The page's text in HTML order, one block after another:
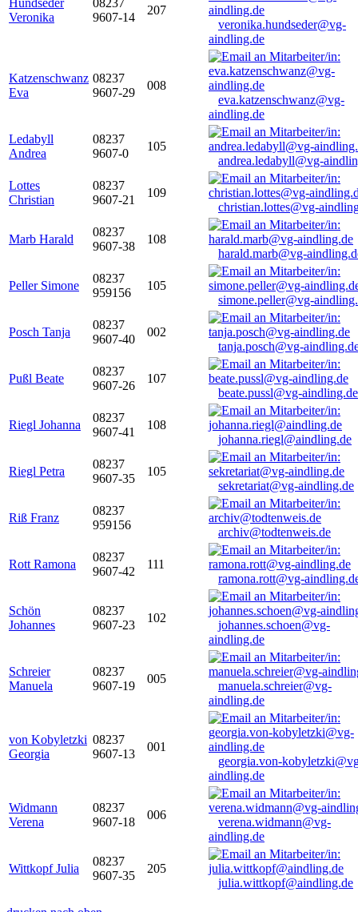
Hundseder
Veronika
08237
9607-14
207
veronika.hundseder@vg-
aindling.de
Katzenschwanz
Eva
08237
9607-29
008
eva.katzenschwanz@vg-
aindling.de
Ledabyll
Andrea
08237
9607-0
105
andrea.ledabyll@vg-
Lottes
Christian
08237
9607-21
109
christian.lottes@vg-
Marb Harald
08237
9607-38
108
harald.marb@vg-
Peller Simone
08237
959156
105
simone.peller@vg-
Posch Tanja
08237
9607-40
002
tanja.posch@vg-
Pußl Beate
08237
9607-26
107
beate.pussl@vg-aindling.de
Riegl Johanna
08237
9607-41
108
johanna.riegl@aindling.de
Riegl Petra
08237
9607-35
105
sekretariat@vg-aindling.de
Riß Franz
08237
959156
archiv@todtenweis.de
Rott Ramona
08237
9607-42
111
ramona.rott@vg-
Schön
Johannes
08237
9607-23
102
johannes.schoen@vg-
aindling.de
Schreier
Manuela
08237
9607-19
005
manuela.schreier@vg-
aindling.de
von Kobyletzki
Georgia
08237
9607-13
001
georgia.von-
aindling.de
Widmann
Verena
08237
9607-18
006
verena.widmann@vg-
aindling.de
Wittkopf Julia
08237
9607-35
205
julia.wittkopf@aindling.de